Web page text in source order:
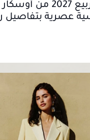
فساتين زفاف ربيع 2027
عصرية بتفاصيل